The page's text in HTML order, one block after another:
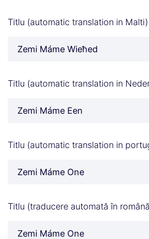
Titlu (automatic translation in Malti)
Zemi Máme Wieħed
Titlu (automatic translation in
Zemi Máme Een
Titlu (automatic translation in
Zemi Máme One
Titlu (traducere automată în
Zemi Máme One